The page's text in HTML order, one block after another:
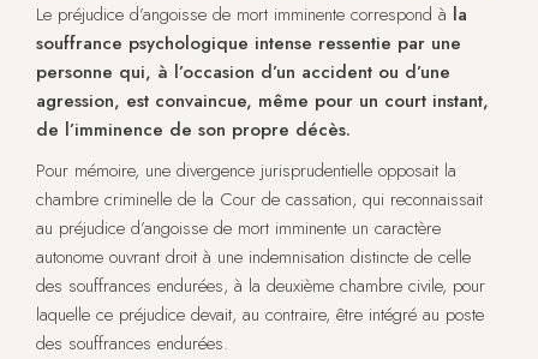
Le préjudice d’angoisse de mort imminente correspond à la
souffrance psychologique intense ressentie par une
personne qui, à l’occasion d’un accident ou d’une
agression, est convaincue, même pour un court instant,
de l’imminence de son propre décès.
Pour mémoire, une divergence jurisprudentielle opposait la
chambre criminelle de la Cour de cassation, qui reconnaissait
au préjudice d’angoisse de mort imminente un caractère
autonome ouvrant droit à une indemnisation distincte de celle
des souffrances endurées, à la deuxième chambre civile, pour
laquelle ce préjudice devait, au contraire, être intégré au poste
des souffrances endurées.